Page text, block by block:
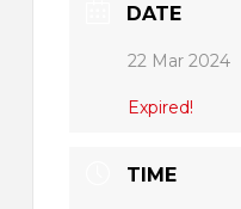
DATE
22 Mar 2024
Expired!
TIME